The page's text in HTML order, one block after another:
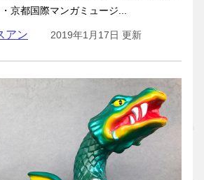
京都国際マンガミュージ...
アン 2019年1月17日 更新